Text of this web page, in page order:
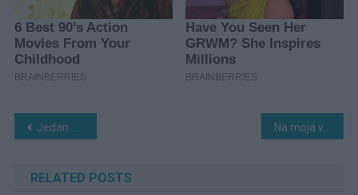
Navigacija
Jedan posao dadilje pretvorio se u razgovor koji nisam mogla 0čekivati.
RELATED POSTS